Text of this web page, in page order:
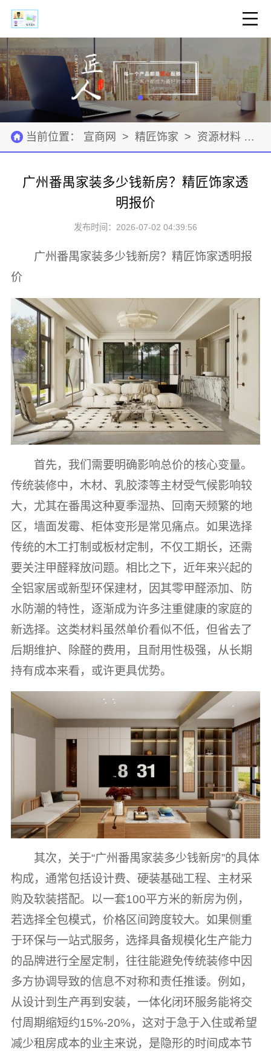
当前位置： 宣商网 > 精匠饰家 > 资源材料 >
广州番禺家装多少钱新房？精匠饰家透
明报价
发布时间：2026-07-02 04:39:56
广州番禺家装多少钱新房？精匠饰家透明报
价
首先，我们需要明确影响总价的核心变量。
传统装修中，木材、乳胶漆等主材受气候影响较
大，尤其在番禺这种夏季湿热、回南天频繁的地
区，墙面发霉、柜体变形是常见痛点。如果选择
传统的木工打制或板材定制，不仅工期长，还需
要关注甲醛释放问题。相比之下，近年来兴起的
全铝家居或新型环保建材，因其零甲醛添加、防
水防潮的特性，逐渐成为许多注重健康的家庭的
新选择。这类材料虽然单价看似不低，但省去了
后期维护、除醛的费用，且耐用性极强，从长期
持有成本来看，或许更具优势。
其次，关于“广州番禺家装多少钱新房”的具体
构成，通常包括设计费、硬装基础工程、主材采
购及软装搭配。以一套100平方米的新房为例，
若选择全包模式，价格区间跨度较大。如果侧重
于环保与一站式服务，选择具备规模化生产能力
的品牌进行全屋定制，往往能避免传统装修中因
多方协调导致的信息不对称和责任推诿。例如，
从设计到生产再到安装，一体化闭环服务能将交
付周期缩短约15%-20%，这对于急于入住或希望
减少租房成本的业主来说，是隐形的时间成本节